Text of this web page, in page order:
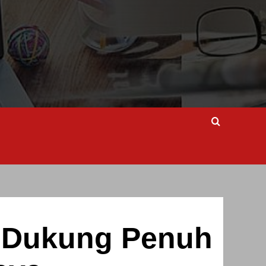
Penuh